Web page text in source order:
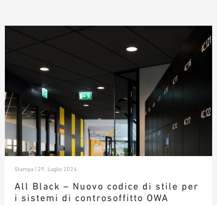
AUSILII PER LA PROGETTAZIONE
ORDINE CAMPIONE
Stampa | 29. Luglio 2026
All Black – Nuovo codice di stile per
i sistemi di controsoffitto OWA